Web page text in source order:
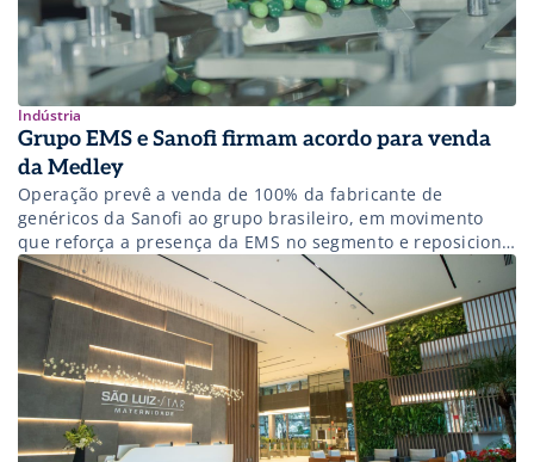
Indústria
Grupo EMS e Sanofi firmam acordo para venda
da Medley
Operação prevê a venda de 100% da fabricante de
genéricos da Sanofi ao grupo brasileiro, em movimento
que reforça a presença da EMS no segmento e reposiciona
a estratégia da farmacêutica francesa no país.